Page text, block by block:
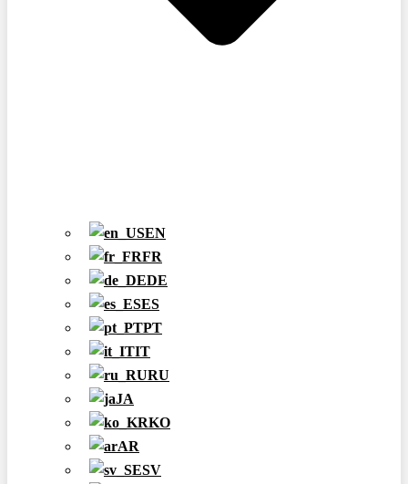
EN
FR
DE
ES
PT
IT
RU
JA
KO
AR
SV